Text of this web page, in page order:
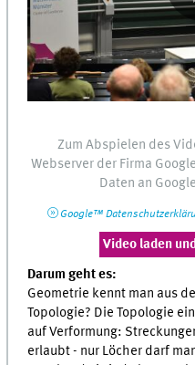
Zum Abspielen des
Webserver der Firma
Daten an
Google™
Video laden
Darum geht es:
Geometrie kennt man aus
Topologie? Die Topologie
auf Verformung:
erlaubt - nur Löcher darf